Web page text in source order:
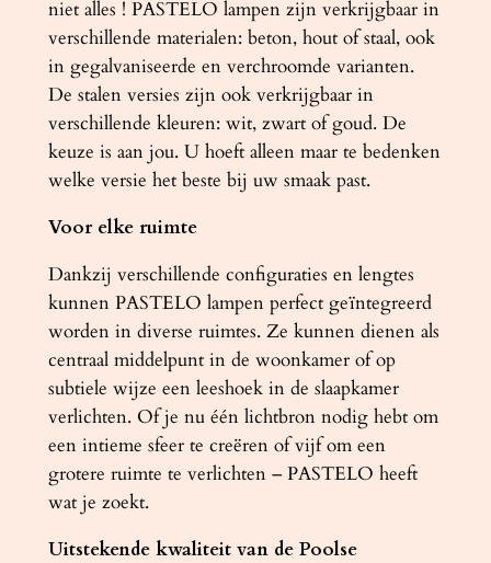
niet alles ! PASTELO lampen zijn verkrijgbaar in
verschillende materialen: beton, hout of staal, ook
in gegalvaniseerde en verchroomde varianten.
De stalen versies zijn ook verkrijgbaar in
verschillende kleuren: wit, zwart of goud. De
keuze is aan jou. U hoeft alleen maar te bedenken
welke versie het beste bij uw smaak past.
Voor elke ruimte
Dankzij verschillende configuraties en lengtes
kunnen PASTELO lampen perfect geïntegreerd
worden in diverse ruimtes. Ze kunnen dienen als
centraal middelpunt in de woonkamer of op
subtiele wijze een leeshoek in de slaapkamer
verlichten. Of je nu één lichtbron nodig hebt om
een ​​intieme sfeer te creëren of vijf om een ​​
grotere ruimte te verlichten – PASTELO heeft
wat je zoekt.
Uitstekende kwaliteit van de Poolse